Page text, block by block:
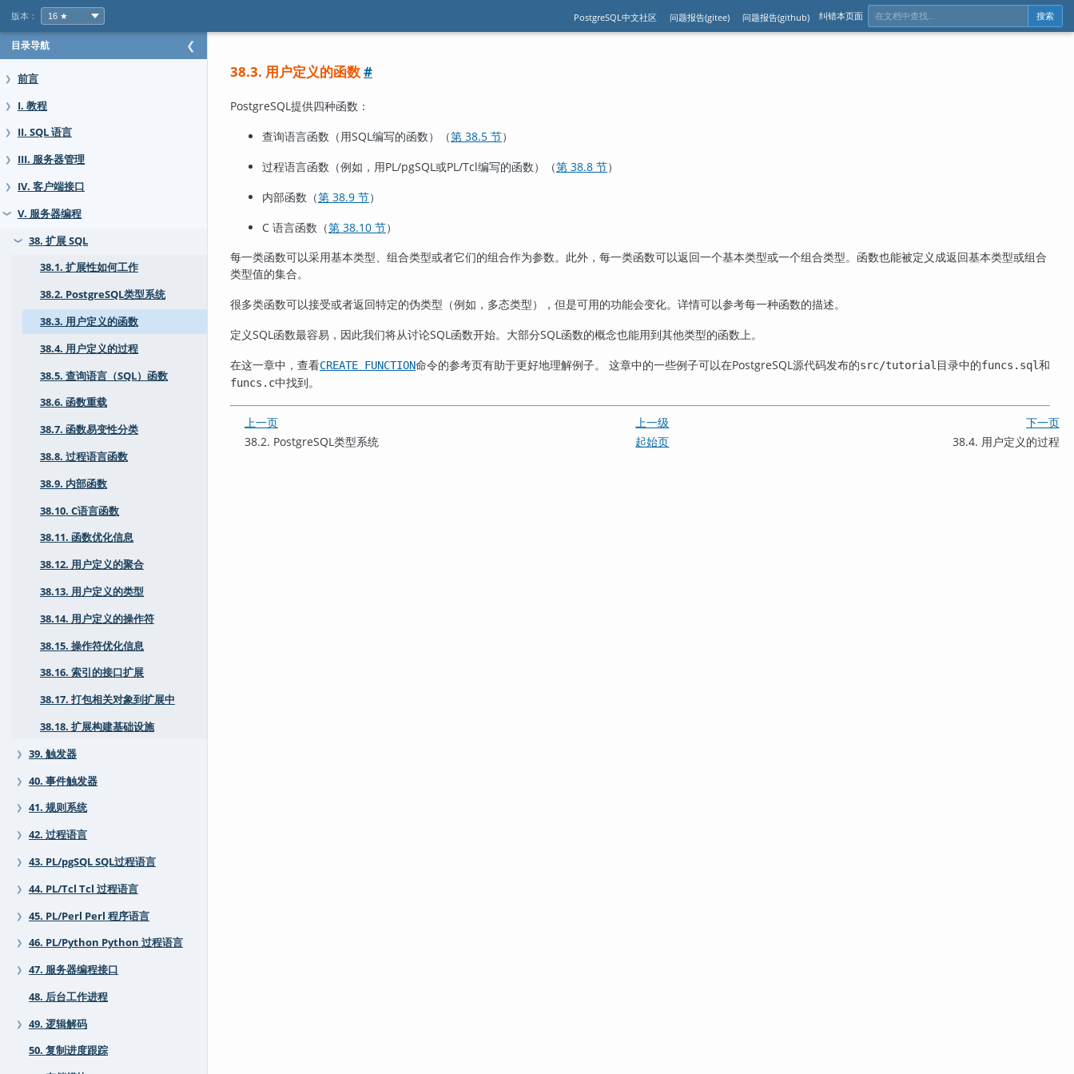
版本： PostgreSQL中文社区 问题报告(gitee) 问题报告(github) 纠错本页面 搜索
目录导航 ❮
❯ 前言
❯ I. 教程
❯ II. SQL 语言
❯ III. 服务器管理
❯ IV. 客户端接口
❯ V. 服务器编程
❯
38. 扩展 SQL
38.1. 扩展性如何工作
38.2. PostgreSQL类型系统
38.3. 用户定义的函数
38.4. 用户定义的过程
38.5. 查询语言（SQL）函数
38.6. 函数重载
38.7. 函数易变性分类
38.8. 过程语言函数
38.9. 内部函数
38.10. C语言函数
38.11. 函数优化信息
38.12. 用户定义的聚合
38.13. 用户定义的类型
38.14. 用户定义的操作符
38.15. 操作符优化信息
38.16. 索引的接口扩展
38.17. 打包相关对象到扩展中
38.18. 扩展构建基础设施
❯ 39. 触发器
❯ 40. 事件触发器
❯ 41. 规则系统
❯ 42. 过程语言
❯ 43. PL/pgSQL SQL过程语言
❯ 44. PL/Tcl Tcl 过程语言
❯ 45. PL/Perl Perl 程序语言
❯ 46. PL/Python Python 过程语言
❯
47. 服务器编程接口
48. 后台工作进程
❯
49. 逻辑解码
50. 复制进度跟踪
38.3. 用户定义的函数#
PostgreSQL提供四种函数：
查询语言函数（用SQL编写的函数）（第 38.5 节）
过程语言函数（例如，用PL/pgSQL或PL/Tcl编写的函数）（第 38.8 节）
内部函数（第 38.9 节）
C 语言函数（第 38.10 节）
每一类函数可以采用基本类型、组合类型或者它们的组合作为参数。此外，每一类函数可以返回一个基本类型或一个组合类型。函数也能被定义成返回基本类型或组合
类型值的集合。
很多类函数可以接受或者返回特定的伪类型（例如，多态类型），但是可用的功能会变化。详情可以参考每一种函数的描述。
定义SQL函数最容易，因此我们将从讨论SQL函数开始。大部分SQL函数的概念也能用到其他类型的函数上。
在这一章中，查看CREATE FUNCTION命令的参考页有助于更好地理解例子。 这章中的一些例子可以在PostgreSQL源代码发布的src/tutorial 目录中的funcs.sql和
funcs.c中找到。
上一页 上一级
下一页
38.2. PostgreSQL 类型系统 起始页 38.4. 用户定义的过程